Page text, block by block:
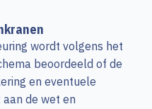
wordt volgens het
beoordeeld of de
en eventuele
de wet en